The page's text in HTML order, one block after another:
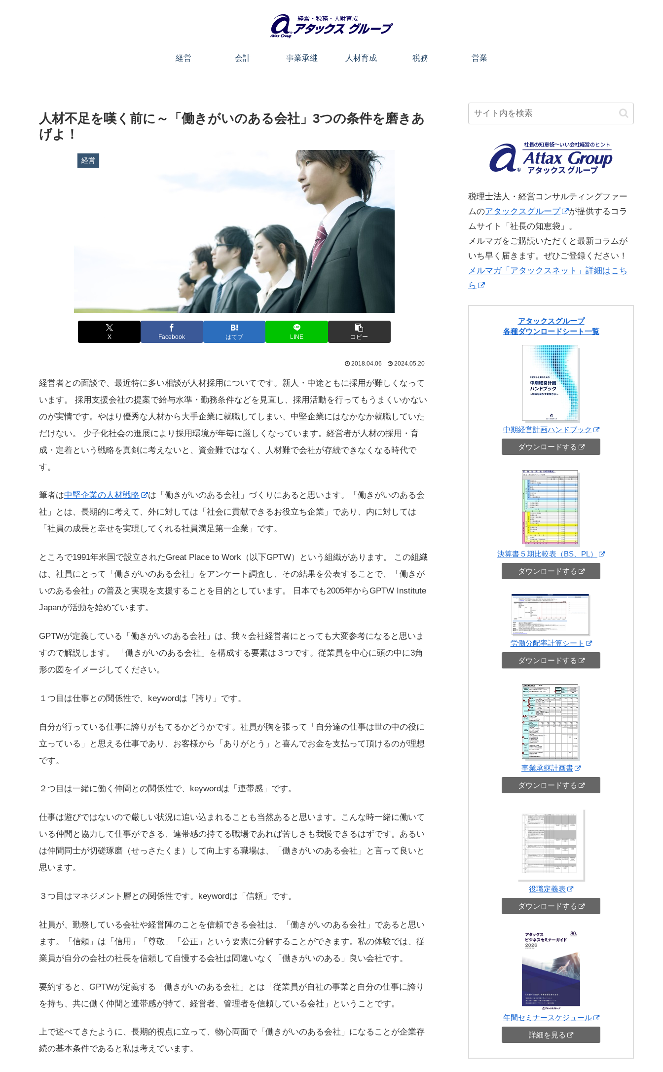
経営 会計 事業承継 人材育成 税務 営業
人材不足を嘆く前に～「働きがいのある会社」3つの条件を磨きあ
げよ！
経営
X Facebook はてブ LINE コピー
2018.04.06 2024.05.20
経営者との面談で、最近特に多い相談が人材採用についてです。新人・中途ともに採用が難しくなって
います。 採用支援会社の提案で給与水準・勤務条件などを見直し、採用活動を行ってもうまくいかない
のが実情です。やはり優秀な人材から大手企業に就職してしまい、中堅企業にはなかなか就職していた
だけない。 少子化社会の進展により採用環境が年毎に厳しくなっています。経営者が人材の採用・育
成・定着という戦略を真剣に考えないと、資金難ではなく、人材難で会社が存続できなくなる時代で
す。
筆者は中堅企業の人材戦略
は「働きがいのある会社」づくりにあると思います。「働きがいのある会
社」とは、長期的に考えて、外に対しては「社会に貢献できるお役立ち企業」であり、内に対しては
「社員の成長と幸せを実現してくれる社員満足第一企業」です。
ところで1991年米国で設立されたGreat Place to Work（以下GPTW）という組織があります。 この組織
は、社員にとって「働きがいのある会社」をアンケート調査し、その結果を公表することで、「働きが
いのある会社」の普及と実現を支援することを目的としています。 日本でも2005年からGPTW Institute
Japanが活動を始めています。
GPTWが定義している「働きがいのある会社」は、我々会社経営者にとっても大変参考になると思いま
すので解説します。 「働きがいのある会社」を構成する要素は３つです。従業員を中心に頭の中に3角
形の図をイメージしてください。
１つ目は仕事との関係性で、keywordは「誇り」です。
自分が行っている仕事に誇りがもてるかどうかです。社員が胸を張って「自分達の仕事は世の中の役に
立っている」と思える仕事であり、お客様から「ありがとう」と喜んでお金を支払って頂けるのが理想
です。
２つ目は一緒に働く仲間との関係性で、keywordは「連帯感」です。
仕事は遊びではないので厳しい状況に追い込まれることも当然あると思います。こんな時一緒に働いて
いる仲間と協力して仕事ができる、連帯感の持てる職場であれば苦しさも我慢できるはずです。あるい
は仲間同士が切磋琢磨（せっさたくま）して向上する職場は、「働きがいのある会社」と言って良いと
思います。
３つ目はマネジメント層との関係性です。keywordは「信頼」です。
社員が、勤務している会社や経営陣のことを信頼できる会社は、「働きがいのある会社」であると思い
ます。「信頼」は「信用」「尊敬」「公正」という要素に分解することができます。私の体験では、従
業員が自分の会社の社長を信頼して自慢する会社は間違いなく「働きがいのある」良い会社です。
要約すると、GPTWが定義する「働きがいのある会社」とは「従業員が自社の事業と自分の仕事に誇り
を持ち、共に働く仲間と連帯感が持て、経営者、管理者を信頼している会社」ということです。
上で述べてきたように、長期的視点に立って、物心両面で「働きがいのある会社」になることが企業存
続の基本条件であると私は考えています。
税理士法人・経営コンサルティングファー
ムのアタックスグループ
が提供するコラ
ムサイト「社長の知恵袋」。
メルマガをご購読いただくと最新コラムが
いち早く届きます。ぜひご登録ください！
メルマガ「アタックスネット」詳細はこち
ら
アタックスグループ
各種ダウンロードシート一覧
中期経営計画ハンドブック
ダウンロードする
決算書５期比較表（BS、PL）
ダウンロードする
労働分配率計算シート
ダウンロードする
事業承継計画書
ダウンロードする
役職定義表
ダウンロードする
年間セミナースケジュール
詳細を見る